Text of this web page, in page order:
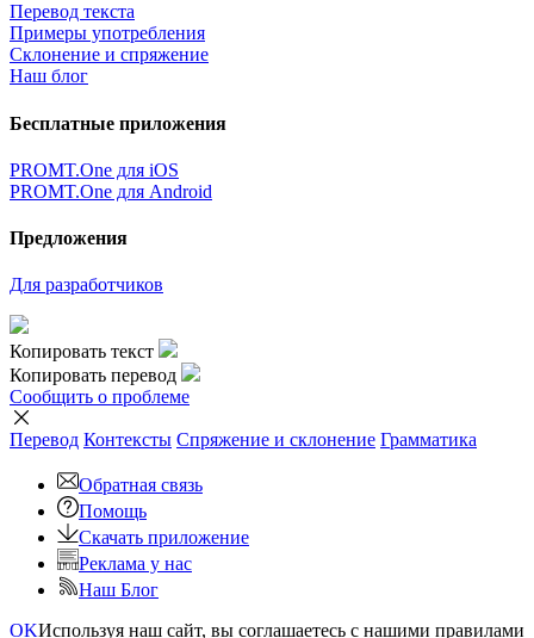
Перевод текста
Примеры употребления
Склонение и спряжение
Наш блог
Бесплатные приложения
PROMT.One для iOS
PROMT.One для Android
Предложения
Для разработчиков
Копировать текст
Копировать перевод
Сообщить о проблеме
Перевод Контексты Спряжение и склонение Грамматика
Обратная связь
Помощь
Скачать приложение
Реклама у нас
Наш Блог
OKИспользуя наш сайт, вы соглашаетесь с нашими правилами